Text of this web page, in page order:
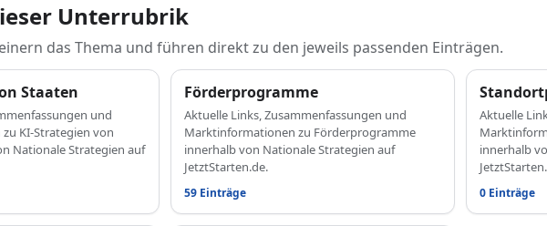
Unterrubrik
das Thema und führen direkt zu den jeweils passenden Einträgen.
Staaten
und
KI-Strategien von
Nationale Strategien auf
Förderprogramme
Aktuelle Links, Zusammenfassungen und
Marktinformationen zu Förderprogramme
innerhalb von Nationale Strategien auf
JetztStarten.de.
59 Einträge
Aktuelle
innerhalb
0 Einträge